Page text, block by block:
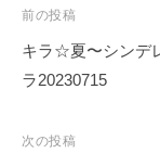
投
稿
ナ
ゲ
前の投稿
キラ☆夏〜シンデ
ラ20230715
次の投稿